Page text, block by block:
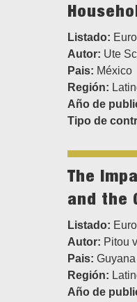
Listado:
Autor: Ute
Pais: México
Región:
Año de
Tipo de
The
and the
Listado:
Autor: Pitou
Pais: Guyana
Región:
Año de